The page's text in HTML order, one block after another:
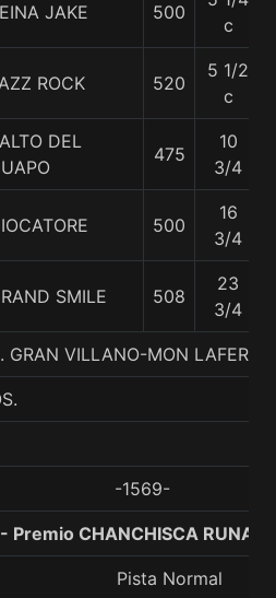
JAKE 500
c
ROCK 520
5 1/2
c
DEL
475
10
3/4
500
16
3/4
SMILE 508
23
3/4
GRAN VILLANO-MON
-1569-
Premio CHANCHISCA RUNA,
Pista Normal